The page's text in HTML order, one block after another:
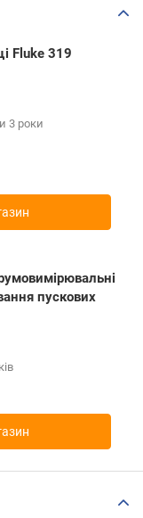
Fluke 319
3 роки
пускових